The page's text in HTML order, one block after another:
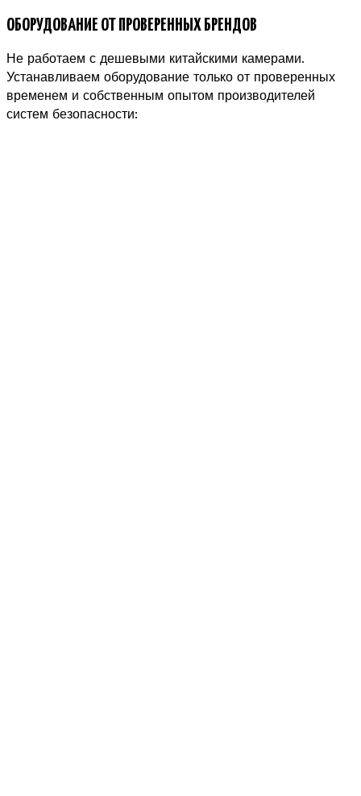
ОБОРУДОВАНИЕ ОТ ПРОВЕРЕННЫХ БРЕНДОВ
Не работаем с дешевыми китайскими камерами.
Устанавливаем оборудование только от проверенных
временем и собственным опытом производителей
систем безопасности: